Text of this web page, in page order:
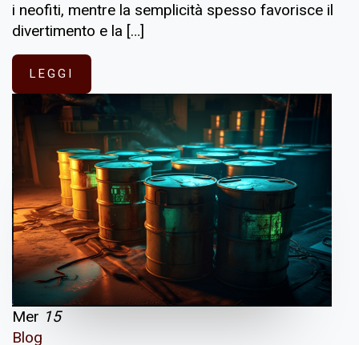
i neofiti, mentre la semplicità spesso favorisce il
divertimento e la […]
LEGGI
Mer 15
Blog